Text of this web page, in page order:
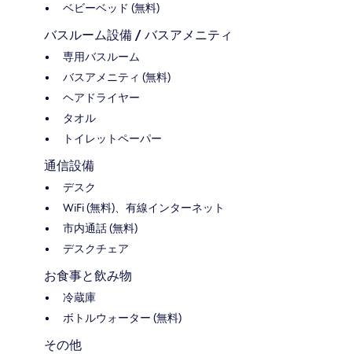
ベビーベッド (無料)
バスルーム設備 / バスアメニティ
専用バスルーム
バスアメニティ (無料)
ヘアドライヤー
タオル
トイレットペーパー
通信設備
デスク
WiFi (無料)、有線インターネット
市内通話 (無料)
デスクチェア
お食事と飲み物
冷蔵庫
ボトルウォーター (無料)
その他